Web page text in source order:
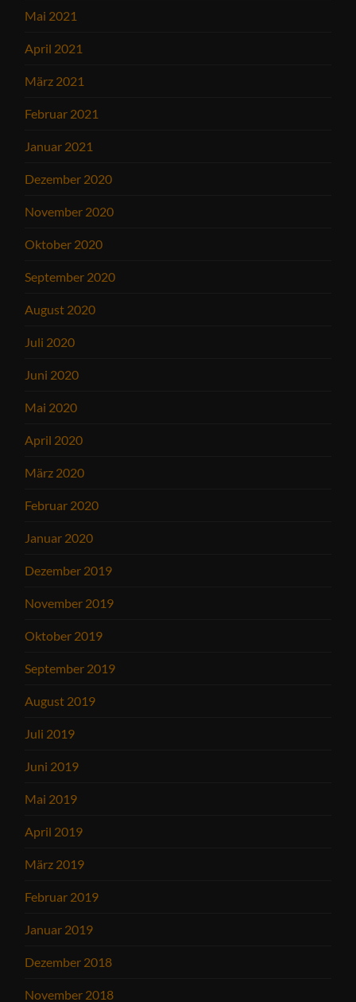
Mai 2021
April 2021
März 2021
Februar 2021
Januar 2021
Dezember 2020
November 2020
Oktober 2020
September 2020
August 2020
Juli 2020
Juni 2020
Mai 2020
April 2020
März 2020
Februar 2020
Januar 2020
Dezember 2019
November 2019
Oktober 2019
September 2019
August 2019
Juli 2019
Juni 2019
Mai 2019
April 2019
März 2019
Februar 2019
Januar 2019
Dezember 2018
November 2018